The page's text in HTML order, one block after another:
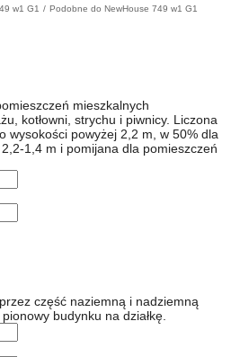
w1 G1 Podobne do NewHouse 749 w1 G1
mieszkalnych
kotłowni, strychu i piwnicy. Liczona
wysokości powyżej 2,2 m, w 50% dla
1,4 m i pomijana dla pomieszczeń
część naziemną i nadziemną
budynku na działkę.